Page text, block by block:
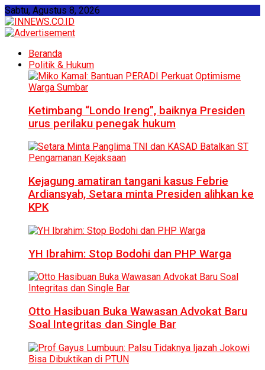
Sabtu, Agustus 8, 2026
Beranda
Politik & Hukum
Ketimbang “Londo Ireng”, baiknya Presiden
urus perilaku penegak hukum
Kejagung amatiran tangani kasus Febrie
Ardiansyah, Setara minta Presiden alihkan ke
KPK
YH Ibrahim: Stop Bodohi dan PHP Warga
Otto Hasibuan Buka Wawasan Advokat Baru
Soal Integritas dan Single Bar